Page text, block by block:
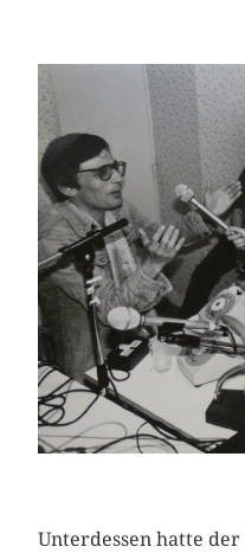
Unterdessen hatte